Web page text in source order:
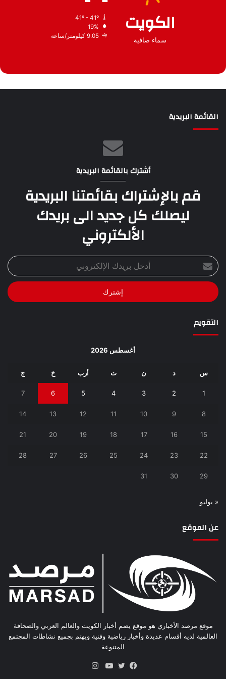
الكويت
سماء صافية
19%
9.05 كيلومتر/ساعة
القائمة البريدية
أشترك بالقائمة البريدية
قم بالإشتراك بقائمتنا البريدية
ليصلك كل جديد الى بريدك
الألكتروني
أدخل
بريدك
الإلكتروني
التقويم
أغسطس 2026
س د ن ث أرب خ ج
1
2
3
4
5
6
7
8
9
10
11
12
13
14
15
16
17
18
19
20
21
22
23
24
25
26
27
28
29
30
31
« يوليو
عن الموقع
موقع مرصد الأخباري هو موقع يضم أخبار الكويت والعالم العربي والصحافة
العالمية لديه أقسام عديدة وأخبار رياضية وفنية ويهتم بجميع نشاطات المجتمع
المتنوعة